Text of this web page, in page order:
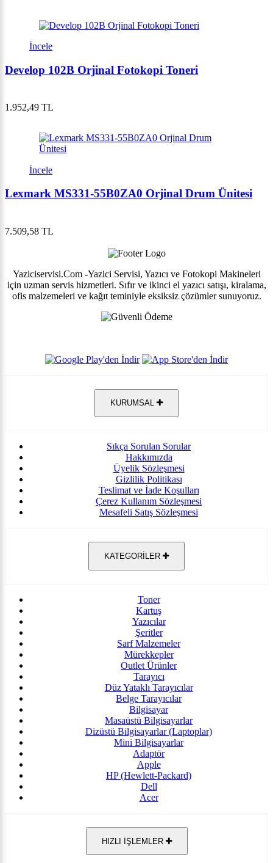
İncele
Develop 102B Orjinal Fotokopi Toneri
1.952,49 TL
İncele
Lexmark MS331-55B0ZA0 Orjinal Drum Ünitesi
7.509,58 TL
Yaziciservisi.Com -Yazici Servisi, Yazıcı ve Fotokopi Makineleri
için uzman servis hizmetleri. Sıfır ve ikinci el yazıcı satışı, kiralama,
ofis malzemeleri ve kağıt teminiyle eksiksiz çözümler sunuyoruz.
KURUMSAL
Sıkça Sorulan Sorular
Hakkımızda
Üyelik Sözleşmesi
Gizlilik Politikası
Teslimat ve İade Koşulları
Çerez Kullanım Sözleşmesi
Mesafeli Satış Sözleşmesi
KATEGORİLER
Toner
Kartuş
Yazıcılar
Şeritler
Sarf Malzemeler
Mürekkepler
Outlet Ürünler
Tarayıcı
Düz Yataklı Tarayıcılar
Belge Tarayıcılar
Bilgisayar
Masaüstü Bilgisayarlar
Dizüstü Bilgisayarlar (Laptoplar)
Mini Bilgisayarlar
Adaptör
Apple
HP (Hewlett-Packard)
Dell
Acer
HIZLI İŞLEMLER